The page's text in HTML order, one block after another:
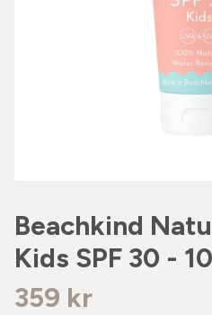
Beachkind
Kids SPF 30 -
359 kr